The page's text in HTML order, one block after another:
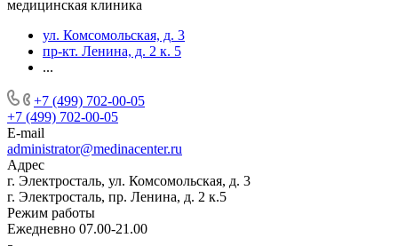
медицинская клиника
ул. Комсомольская, д. 3
пр-кт. Ленина, д. 2 к. 5
...
+7 (499) 702-00-05
+7 (499) 702-00-05
E-mail
administrator@medinacenter.ru
Адрес
г. Электросталь, ул. Комсомольская, д. 3
г. Электросталь, пр. Ленина, д. 2 к.5
Режим работы
Ежедневно 07.00-21.00